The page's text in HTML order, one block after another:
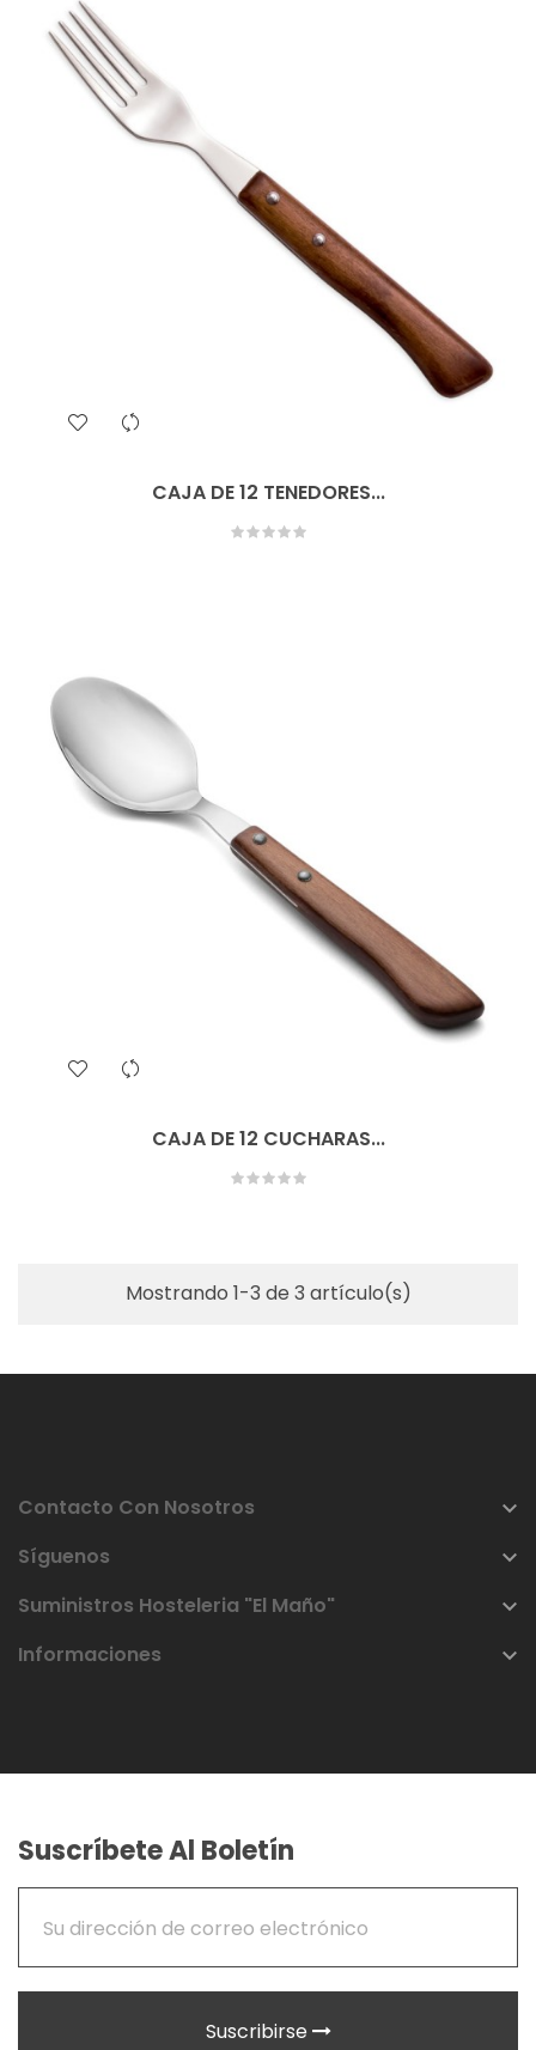
CAJA DE 12 TENEDORES...
CAJA DE 12 CUCHARAS...
Mostrando 1-3 de 3 artículo(s)
Contacto Con Nosotros 
Síguenos 
Suministros Hosteleria "El Maño" 
Informaciones 
Suscríbete Al Boletín
Suscribirse